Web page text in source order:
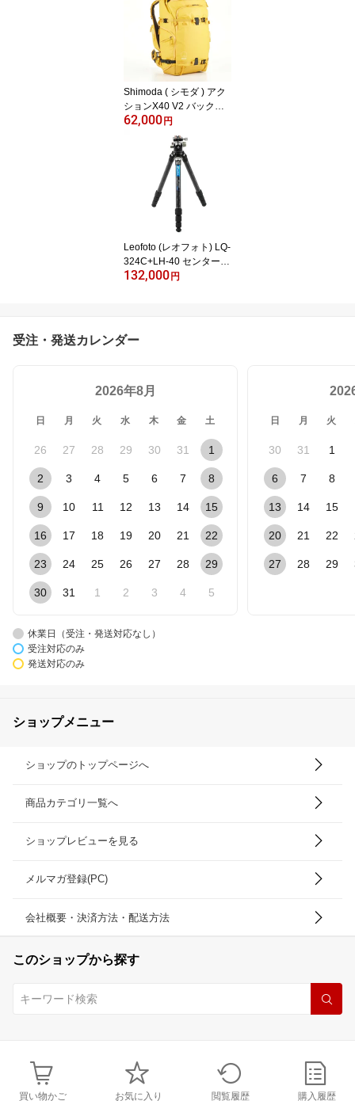
Shimoda ( シモダ ) アク
ションX40 V2 バックパ
ック イエロー / 520-131
62,000 円
Leofoto (レオフォト) LQ-
324C+LH-40 センターコ
ラムが脱着自在。最高峰
132,000 円
受注・発送カレンダー
2026年8月
日 月 火 水 木 金 土
26 27 28 29 30 31 1
2 3 4 5 6 7 8
9 10 11 12 13 14 15
16 17 18 19 20 21 22
23 24 25 26 27 28 29
30 31 1 2 3 4 5
日 月 火
30 31 1
6 7 8
13 14 15
20 21 22
27 28 29
休業日（受注・発送対応なし）
受注対応のみ
発送対応のみ
ショップメニュー
ショップのトップページへ
商品カテゴリ一覧へ
ショップレビューを見る
メルマガ登録(PC)
会社概要・決済方法・配送方法
このショップから探す
買い物かご お気に入り 閲覧履歴 購入履歴